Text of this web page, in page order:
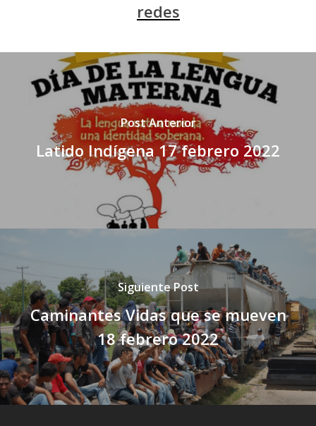
redes
Post Anterior
Latido Indígena 17 febrero 2022
Siguiente Post
Caminantes Vidas que se mueven
18 febrero 2022